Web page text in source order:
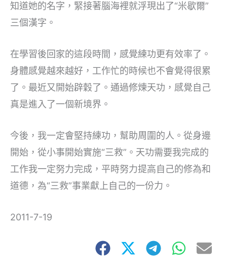
知道她的名字，緊接著腦海裡就浮現出了“米歇爾”
三個漢字。
在學習後回家的這段時間，感覺練功更有效率了。
身體感覺越來越好，工作忙的時候也不會覺得很累
了。最近又開始辟穀了。通過修煉天功，感覺自己
真是進入了一個新境界。
今後，我一定會堅持練功，幫助周圍的人。從身邊
開始，從小事開始實施“三救”。天功需要我完成的
工作我一定努力完成，平時努力提高自己的修為和
道德，為“三救”事業獻上自己的一份力。
2011-7-19